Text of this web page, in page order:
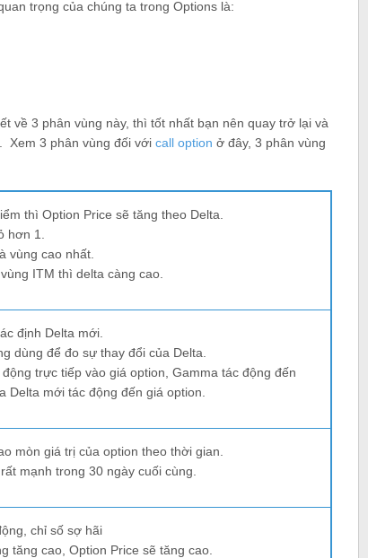
trọng của chúng ta trong Options là:
về 3 phân vùng này, thì tốt nhất bạn nên quay trở lại và
Xem 3 phân vùng đối với call option ở đây, 3 phân vùng
thì Option Price sẽ tăng theo Delta.
hơn 1.
vùng cao nhất.
ITM thì delta càng cao.
định Delta mới.
dùng để đo sự thay đổi của Delta.
trực tiếp vào giá option, Gamma tác động đến
Delta mới tác động đến giá option.
mòn giá trị của option theo thời gian.
mạnh trong 30 ngày cuối cùng.
chỉ số sợ hãi
tăng cao, Option Price sẽ tăng cao.